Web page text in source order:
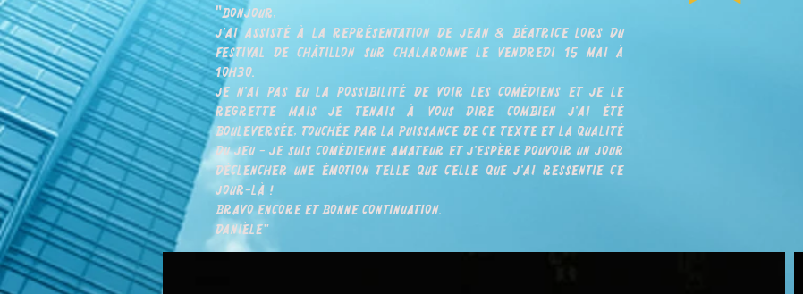
"Bonjour,
J'ai assisté à la représentation de Jean & Béatrice lors du
festival de Châtillon sur Chalaronne le vendredi 15 mai à
10h30.
Je n'ai pas eu la possibilité de voir les comédiens et je le
regrette mais je tenais à vous dire combien j'ai été
bouleversée, touchée par la puissance de ce texte et la qualité
du jeu - je suis comédienne amateur et j'espère pouvoir un jour
déclencher une émotion telle que celle que j'ai ressentie ce
jour-là !
Bravo encore et bonne continuation.
Danièle"